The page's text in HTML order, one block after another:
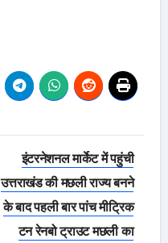
इंटरनेशनल मार्केट में पहुंची
उत्तराखंड की मछली राज्य बनने
के बाद पहली बार पांच मीट्रिक
टन रेनबो ट्राउट मछली का